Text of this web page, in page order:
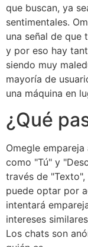
que buscan, ya
sentimentales.
una señal de
y por eso hay
siendo muy
mayoría de
una máquina en
¿Qué
Omegle
como "Tú" y
través de
puede optar por
intentará
intereses
Los chats son